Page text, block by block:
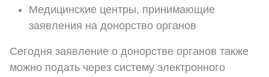
Медицинские центры, принимающие
заявления на донорство органов
Сегодня заявление о донорстве органов также
можно подать через систему электронного